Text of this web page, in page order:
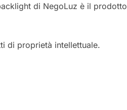
di NegoLuz è il prodotto
di proprietà intellettuale.